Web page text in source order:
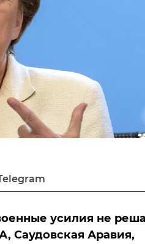
усилия не
Саудовская Аравия,